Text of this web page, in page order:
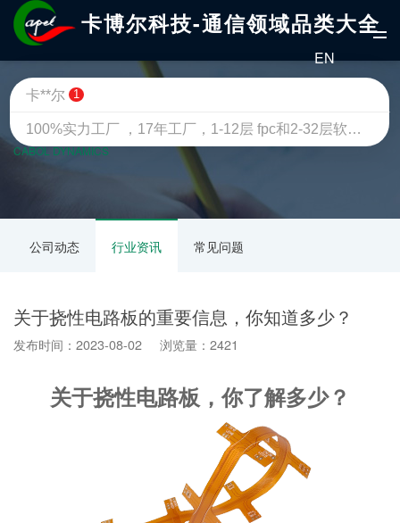
卡博尔科技-通信领域品类大全
EN
卡博尔动态
CABOL DYNAMICS
公司动态 行业资讯 常见问题
关于挠性电路板的重要信息，你知道多少？
发布时间：2023-08-02 浏览量：2421
关于挠性电路板，你了解多少？